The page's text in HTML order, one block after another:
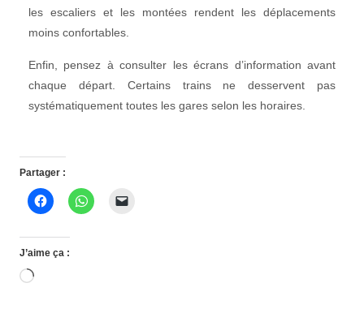
les escaliers et les montées rendent les déplacements
moins confortables.
Enfin, pensez à consulter les écrans d’information avant
chaque départ. Certains trains ne desservent pas
systématiquement toutes les gares selon les horaires.
Partager :
J’aime ça :
Chargement…